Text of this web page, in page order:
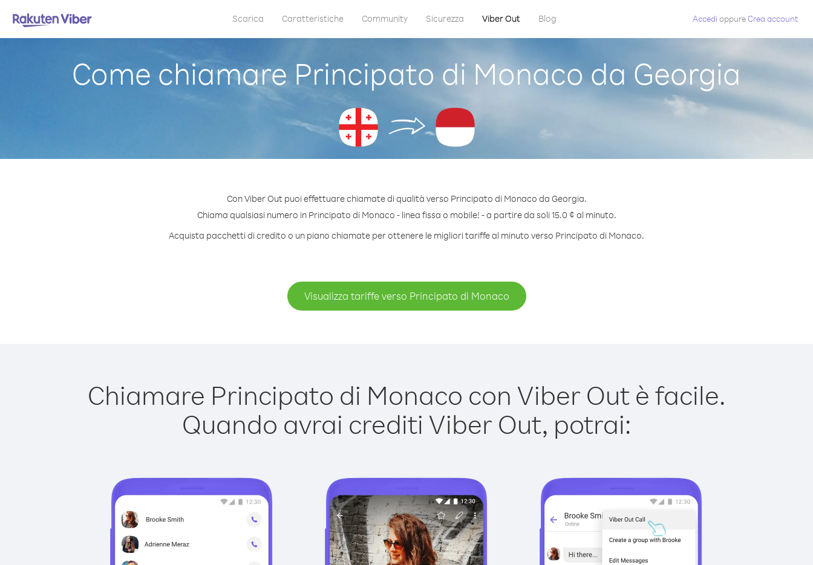
Scarica Caratteristiche Community Sicurezza Viber Out Blog Accedi oppureCrea account
Come chiamare Principato di Monaco da Georgia
Con Viber Out puoi effettuare chiamate di qualità verso Principato di Monaco da Georgia.
Chiama qualsiasi numero in Principato di Monaco - linea fissa o mobile! - a partire da soli 15.0 ¢ al minuto.
Acquista pacchetti di credito o un piano chiamate per ottenere le migliori tariffe al minuto verso Principato di Monaco.
Visualizza tariffe verso Principato di Monaco
Chiamare Principato di Monaco con Viber Out è facile.
Quando avrai crediti Viber Out, potrai: